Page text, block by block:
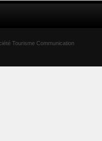
Tourisme Communication